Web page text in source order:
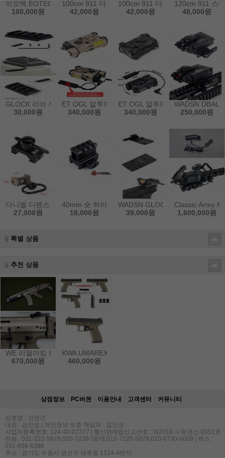
이오텍 EOTECH G43 3X 쓰리맥 - 탠칼라
160,000원
100cm 911 더블 건 백-탠 칼라
42,000원
100cm 911 더블 건 백-블랙 칼라
42,000원
120cm 911 스
48,000원
GLOCK 리어 사이트용 블랙 피카티니 레일 마운트
30,000원
ET OGL 알루미늄 탠칼라 레드 레이져, IR, 라이트
340,000원
ET OGL 알루미늄 블랙 레드 레이
340,000원
WADSN DBAL
250,000원
다니엘 디펜스 블랙 슬링 고리 마운트
27,000원
40mm 숏 하이 업 마운트 레일
18,000원
WADSN GLOCK용 블랙 유니버
39,000원
Classic Army
1,600,000원
특별 상품
추천 상품
WE 리얼마킹 탠칼라 SCAR 스카 V3 스틸 트리거 GBB 가스건(사은품
670,000원
KWA UMAREX Beretta APX 탠칼라 가스건
460,000원
상점정보 PC버젼 이용안내 고객센터 커뮤니티
상호명 : 건앤건
대표 : 김민성 | 개인정보 보호 책임자 : 김민성
사업자등록번호 :124-40-07377 | 통신판매업신고번호 : 제2016-수원권선-0051호
전화 : 031-222-5878,010-7239-5878,010-7220-5878,010-6730-8009 | 팩스 :
031-696-6396
주소 : 경기도 수원시 권선구 세류동 1124-4번지